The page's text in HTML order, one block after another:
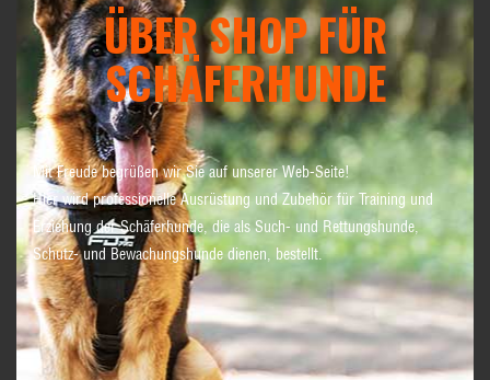
ÜBER SHOP FÜR
SCHÄFERHUNDE
Mit Freude begrüßen wir Sie auf unserer Web-Seite!
Hier wird professionelle Ausrüstung und Zubehör für Training und
Erziehung der Schäferhunde, die als Such- und Rettungshunde,
Schutz- und Bewachungshunde dienen, bestellt.